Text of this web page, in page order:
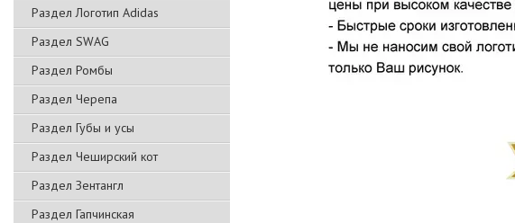
Раздел Логотип Adidas
Раздел SWAG
Раздел Ромбы
Раздел Черепа
Раздел Губы и усы
Раздел Чеширский кот
Раздел Зентангл
Раздел Гапчинская